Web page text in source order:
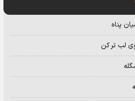
پناه
لب تر کن